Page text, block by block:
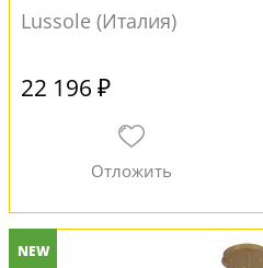
Lussole (Италия)
22 196 ₽
NEW